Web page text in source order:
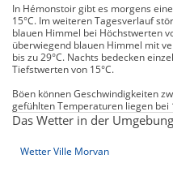
In Hémonstoir gibt es morgens
15°C. Im weiteren Tagesverlauf
blauen Himmel bei Höchstwerten
überwiegend blauen Himmel mit
bis zu 29°C. Nachts bedecken
Tiefstwerten von 15°C.
Böen können Geschwindigkeiten
gefühlten Temperaturen liegen bei
Das Wetter in der Umgebung
Wetter Ville Morvan